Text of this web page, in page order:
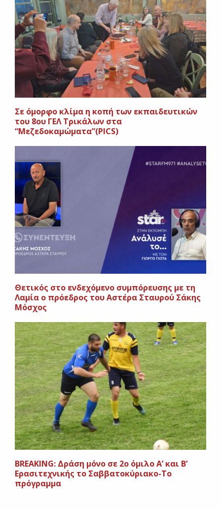
Σε όμορφο κλίμα η κοπή των εκπαιδευτικών
του 8ου ΓΕΛ Τρικάλων στα
“Μεζεδοκαμώματα”(PICS)
Θετικός στο ενδεχόμενο συμπόρευσης με τη
Λαμία ο πρόεδρος του Αστέρα Σταυρού Σάκης
Μόσχος
BREAKING: Δράση μόνο σε 2ο όμιλο Α’ και Β’
Ερασιτεχνικής το Σαββατοκύριακο-Το
πρόγραμμα